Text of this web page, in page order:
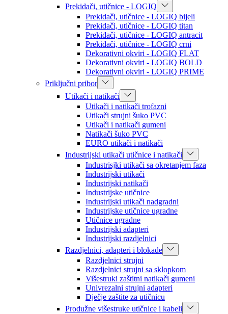
Prekidači, utičnice - LOGIQ
Prekidači, utičnice - LOGIQ bijeli
Prekidači, utičnice - LOGIQ titan
Prekidači, utičnice - LOGIQ antracit
Prekidači, utičnice - LOGIQ crni
Dekorativni okviri - LOGIQ FLAT
Dekorativni okviri - LOGIQ BOLD
Dekorativni okviri - LOGIQ PRIME
Priključni pribor
Utikači i natikači
Utikači i natikači trofazni
Utikači strujni šuko PVC
Utikači i natikači gumeni
Natikači šuko PVC
EURO utikači i natikači
Industrijski utikači utičnice i natikači
Industrisjki utikači sa okretanjem faza
Industrijski utikači
Industrijski natikači
Industrijske utičnice
Industrijski utikači nadgradni
Industrijske utičnice ugradne
Utičnice ugradne
Industrijski adapteri
Industrijski razdjelnici
Razdjelnici, adapteri i blokade
Razdjelnici strujni
Razdjelnici strujni sa sklopkom
Višestruki zaštitni natikači gumeni
Univrezalni strujni adapteri
Dječje zaštite za utičnicu
Produžne višestruke utičnice i kabeli